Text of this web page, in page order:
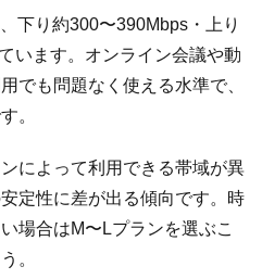
下り約300〜390Mbps・上り
います。オンライン会議や動
でも問題なく使える水準で、
。
によって利用できる帯域が異
定性に差が出る傾向です。時
場合はM〜Lプランを選ぶこ
。